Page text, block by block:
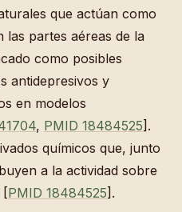
que actúan como
las partes aéreas de la
como posibles
antidepresivos y
en modelos
, PMID 18484525].
químicos que, junto
a la actividad sobre
[PMID 18484525].